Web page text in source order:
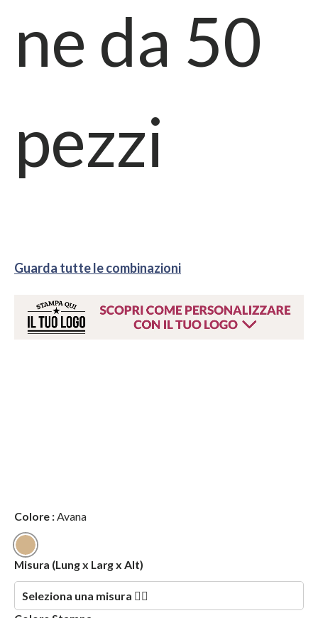
ne da 50
pezzi
Guarda tutte le combinazioni
Misura (Lung x Larg x Alt)
Colore :Avana
Avana